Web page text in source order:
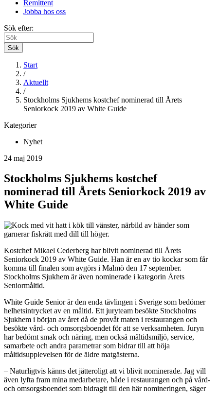
Remittent
Jobba hos oss
Sök efter:
Sök
Start
/
Aktuellt
/
Stockholms Sjukhems kostchef nominerad till Årets
Seniorkock 2019 av White Guide
Kategorier
Nyhet
24 maj 2019
Stockholms Sjukhems kostchef
nominerad till Årets Seniorkock 2019 av
White Guide
Kostchef Mikael Cederberg har blivit nominerad till Årets
Seniorkock 2019 av White Guide. Han är en av tio kockar som får
komma till finalen som avgörs i Malmö den 17 september.
Stockholms Sjukhem är även nominerade i kategorin Årets
Seniormåltid.
White Guide Senior är den enda tävlingen i Sverige som bedömer
helhetsintrycket av en måltid. Ett juryteam besökte Stockholms
Sjukhem i början av året då de provåt maten i restaurangen och
besökte vård- och omsorgsboendet för att se verksamheten. Juryn
har bedömt smak och näring, men också måltidsmiljö, service,
samarbete och andra parametrar som bidrar till att höja
måltidsupplevelsen för de äldre matgästerna.
– Naturligtvis känns det jätteroligt att vi blivit nominerade. Jag vill
även lyfta fram mina medarbetare, både i restaurangen och på vård-
och omsorgsboendet som bidragit till den här nomineringen, säger